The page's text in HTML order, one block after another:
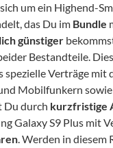
um ein Highend-
das Du im Bundle
günstiger
Bestandteile.
spezielle Verträge mit
Mobilfunkern
Du durch kurzfristige
Galaxy S9 Plus mit
. Werden in diesem